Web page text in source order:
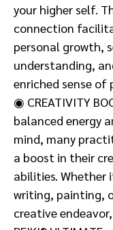
your higher self.
connection
personal growth,
understanding,
enriched sense of
◉ CREATIVITY
balanced energy
mind, many
a boost in their
abilities. Whether
writing, painting,
creative endeavor,